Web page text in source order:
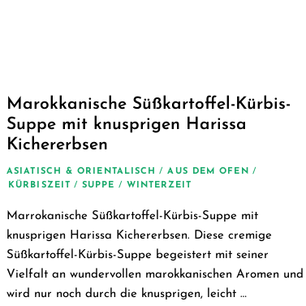
Marokkanische Süßkartoffel-Kürbis-
Suppe mit knusprigen Harissa
Kichererbsen
ASIATISCH & ORIENTALISCH / AUS DEM OFEN /
KÜRBISZEIT
/ SUPPE / WINTERZEIT
Marrokanische Süßkartoffel-Kürbis-Suppe mit
knusprigen Harissa Kichererbsen. Diese cremige
Süßkartoffel-Kürbis-Suppe begeistert mit seiner
Vielfalt an wundervollen marokkanischen Aromen und
wird nur noch durch die knusprigen, leicht …